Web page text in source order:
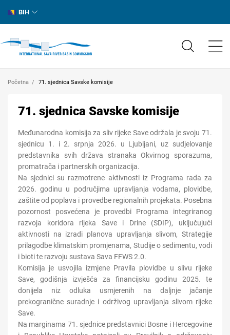
BIH
Početna 71. sjednica Savske komisije
71. sjednica Savske komisije
Međunarodna komisija za sliv rijeke Save održala je svoju 71.
sjednicu 1. i 2. srpnja 2026. u Ljubljani, uz sudjelovanje
predstavnika svih država stranaka Okvirnog sporazuma,
promatrača i partnerskih organizacija.
Na sjednici su razmotrene aktivnosti iz Programa rada za
2026. godinu u područjima upravljanja vodama, plovidbe,
zaštite od poplava i provedbe regionalnih projekata. Posebna
pozornost posvećena je provedbi Programa integriranog
razvoja koridora rijeka Save i Drine (SDIP), uključujući
aktivnosti na izradi planova upravljanja slivom, Strategije
prilagodbe klimatskim promjenama, Studije o sedimentu, vodi
i bioti te razvoju sustava Sava FFWS 2.0.
Komisija je usvojila izmjene Pravila plovidbe u slivu rijeke
Save, godišnja izvješća za financijsku godinu 2025. te
donijela niz odluka usmjerenih na daljnje jačanje
prekogranične suradnje i održivog upravljanja slivom rijeke
Save.
Na marginama 71. sjednice predstavnici Bosne i Hercegovine